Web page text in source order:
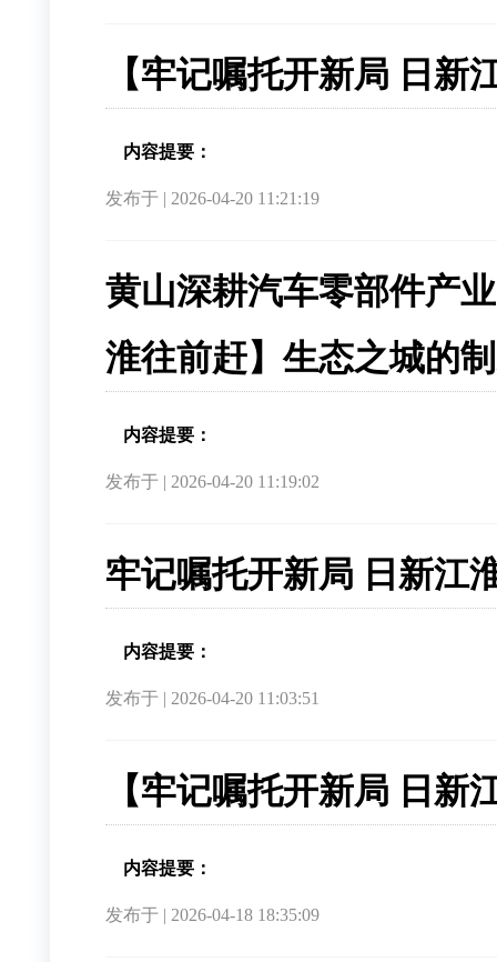
【牢记嘱托开新局 日
内容提要：
发布于 | 2026-04-20 11:21:19
黄山深耕汽车零部件产
淮往前赶】生态之城的
内容提要：
发布于 | 2026-04-20 11:19:02
牢记嘱托开新局 日新江
内容提要：
发布于 | 2026-04-20 11:03:51
【牢记嘱托开新局 日新
内容提要：
发布于 | 2026-04-18 18:35:09